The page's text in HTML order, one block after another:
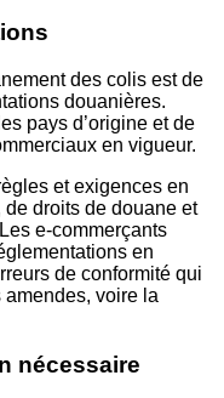
des colis est de
douanières.
pays d’origine et de
en vigueur.
et exigences en
droits de douane et
e-commerçants
en
de conformité qui
amendes, voire la
nécessaire